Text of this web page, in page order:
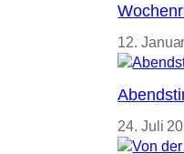
12.
24. Juli